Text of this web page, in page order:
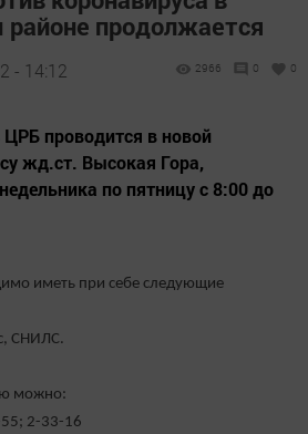
продолжается
- 14:12 2966 0 0
проводится в новой
жд.ст. Высокая Гора,
по пятницу с 8:00 до
иметь при себе следующие
СНИЛС.
можно:
2-33-16